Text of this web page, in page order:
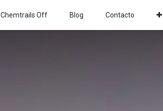
Chemtrails Off Blog Contacto